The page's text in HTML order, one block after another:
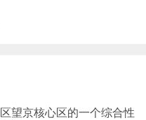
望京核心区的一个综合性